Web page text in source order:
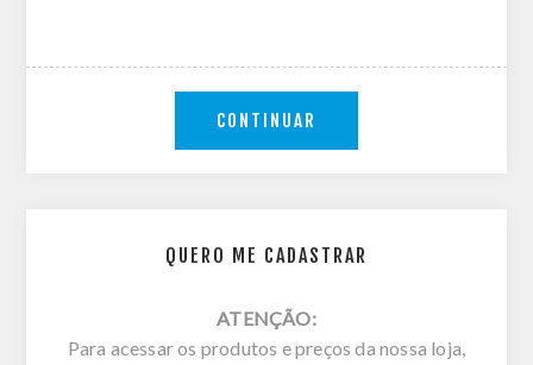
QUERO ME CADASTRAR
ATENÇÃO:
Para acessar os produtos e preços da nossa loja,
CONTINUAR